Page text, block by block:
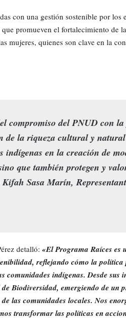
con una gestión sostenible por los
promueven el fortalecimiento de
mujeres, quienes son clave en la
compromiso del PNUD con
de la riqueza cultural y
en la creación de
que también protegen y
Sasa Marín,
detalló: «El Programa Raíces es
reflejando cómo la política
comunidades indígenas. Desde sus
Biodiversidad, emergiendo de un
las comunidades locales. Nos
transformar las políticas en